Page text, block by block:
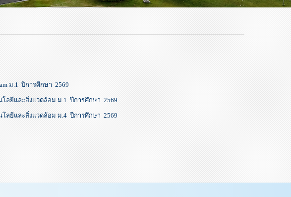
ม.1 ปีการศึกษา 2569
ลยีและสิ่งแวดล้อม ม.1 ปีการศึกษา 2569
ลยีและสิ่งแวดล้อม ม.4 ปีการศึกษา 2569